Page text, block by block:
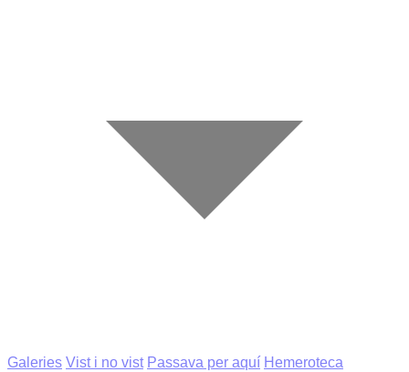
Galeries Vist i no vist Passava per aquí Hemeroteca